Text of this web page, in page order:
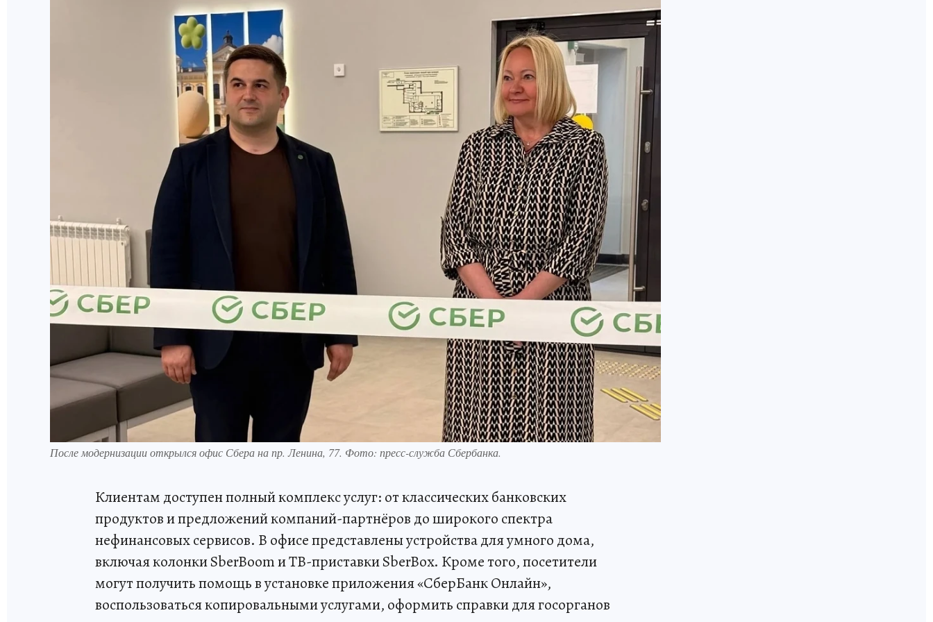
После модернизации открылся офис Сбера на пр. Ленина, 77. Фото: пресс-служба Сбербанка.
Клиентам доступен полный комплекс услуг: от классических банковских
продуктов и предложений компаний-партнёров до широкого спектра
нефинансовых сервисов. В офисе представлены устройства для умного дома,
включая колонки SberBoom и ТВ-приставки SberBox. Кроме того, посетители
могут получить помощь в установке приложения «СберБанк Онлайн»,
воспользоваться копировальными услугами, оформить справки для госорганов